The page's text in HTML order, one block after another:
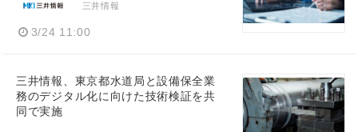
三井情報
3/24 11:00
三井情報、東京都水道局と設備保全業
務のデジタル化に向けた技術検証を共
同で実施